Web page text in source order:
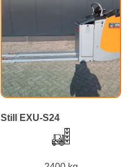
Still EXU-S24